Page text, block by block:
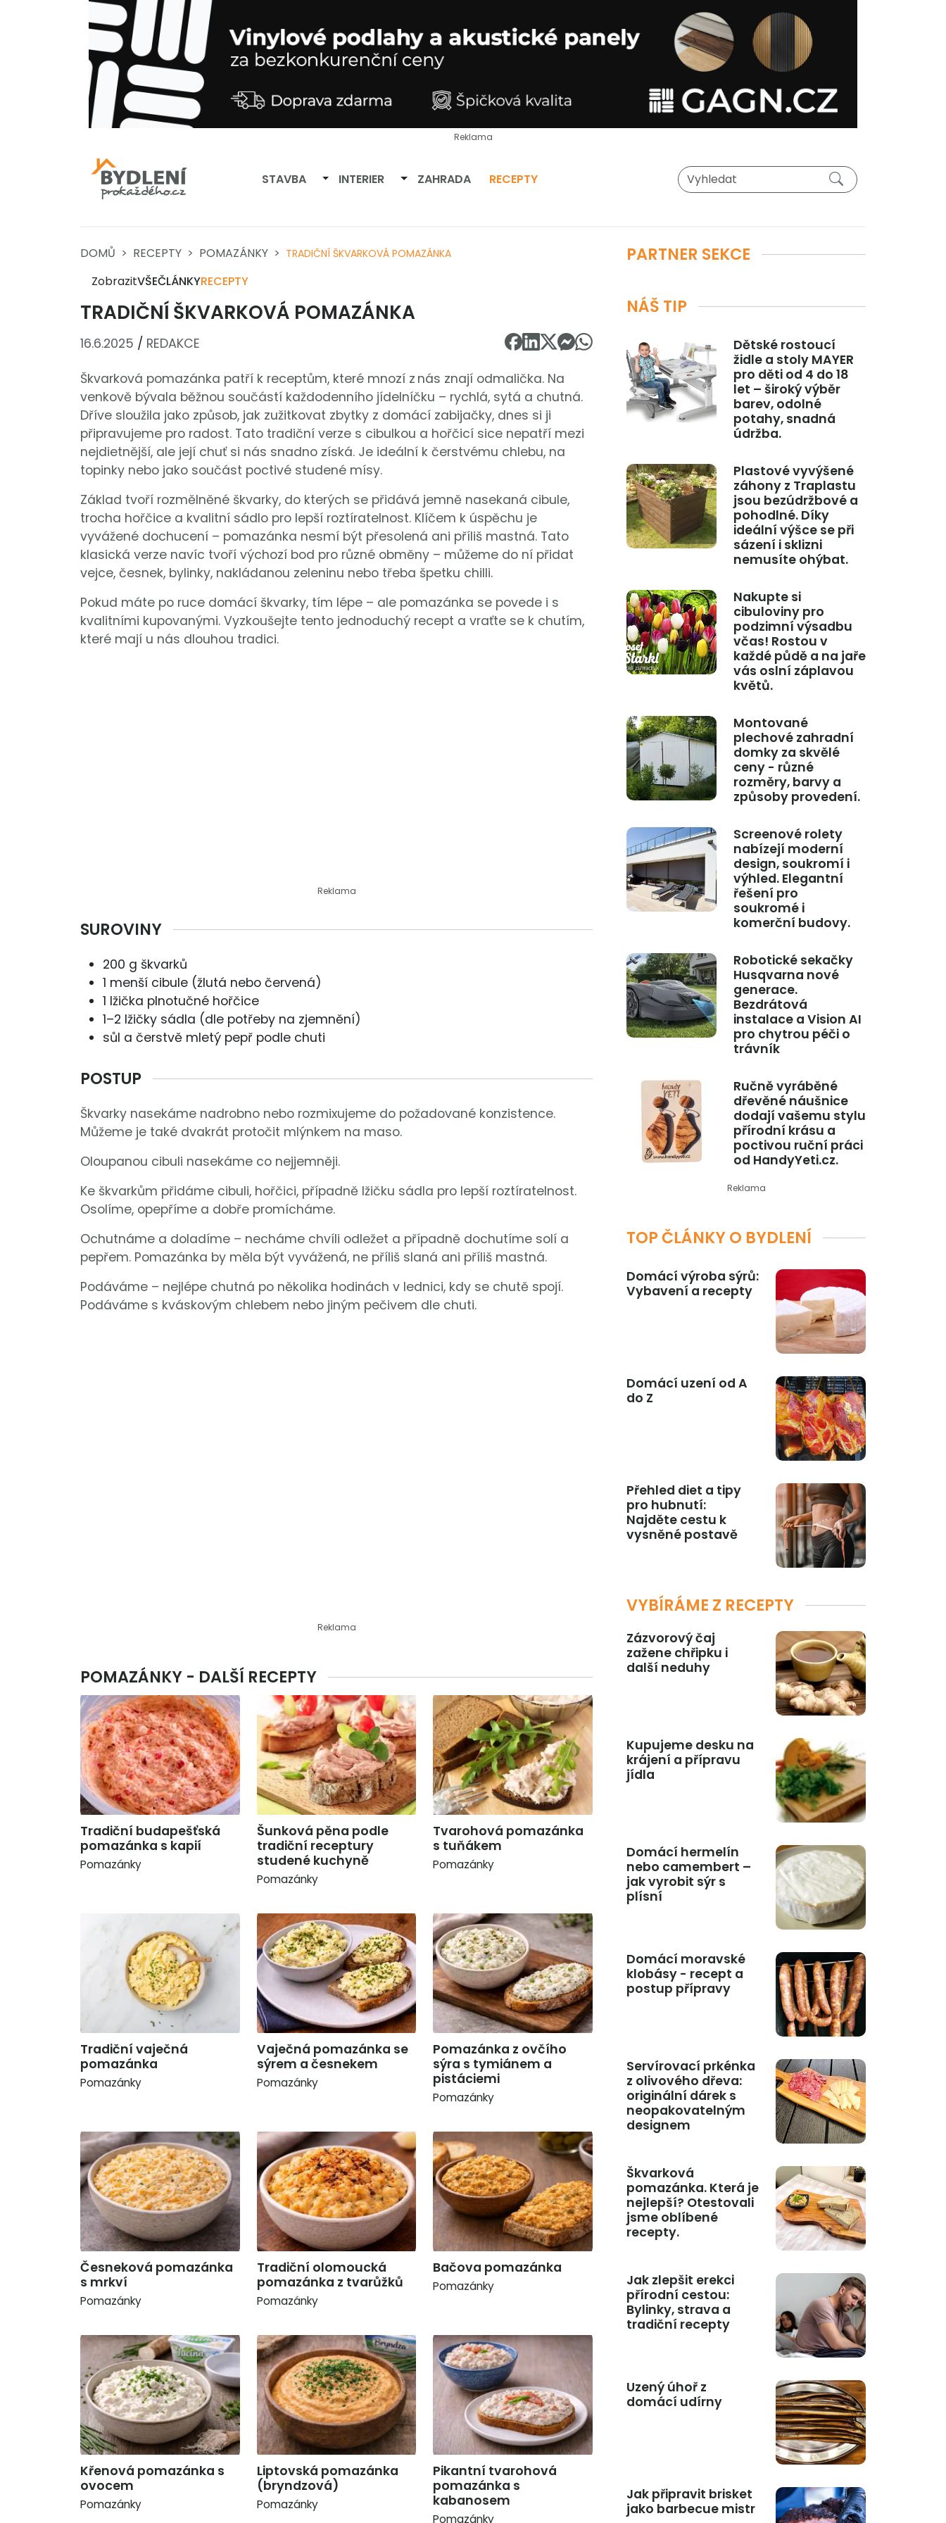
Reklama
STAVBA Přepnout dropdown
INTERIER Přepnout dropdown
ZAHRADA RECEPTY
DOMŮ RECEPTY POMAZÁNKY TRADIČNÍ ŠKVARKOVÁ POMAZÁNKA
ZobrazitVŠEČLÁNKYRECEPTY
TRADIČNÍ ŠKVARKOVÁ POMAZÁNKA
16.6.2025 / REDAKCE
Škvarková pomazánka patří k receptům, které mnozí z nás znají odmalička. Na
venkově bývala běžnou součástí každodenního jídelníčku – rychlá, sytá a chutná.
Dříve sloužila jako způsob, jak zužitkovat zbytky z domácí zabijačky, dnes si ji
připravujeme pro radost. Tato tradiční verze s cibulkou a hořčicí sice nepatří mezi
nejdietnější, ale její chuť si nás snadno získá. Je ideální k čerstvému chlebu, na
topinky nebo jako součást poctivé studené mísy.
Základ tvoří rozmělněné škvarky, do kterých se přidává jemně nasekaná cibule,
trocha hořčice a kvalitní sádlo pro lepší roztíratelnost. Klíčem k úspěchu je
vyvážené dochucení – pomazánka nesmí být přesolená ani příliš mastná. Tato
klasická verze navíc tvoří výchozí bod pro různé obměny – můžeme do ní přidat
vejce, česnek, bylinky, nakládanou zeleninu nebo třeba špetku chilli.
Pokud máte po ruce domácí škvarky, tím lépe – ale pomazánka se povede i s
kvalitními kupovanými. Vyzkoušejte tento jednoduchý recept a vraťte se k chutím,
které mají u nás dlouhou tradici.
Reklama
SUROVINY
200 g škvarků
1 menší cibule (žlutá nebo červená)
1 lžička plnotučné hořčice
1–2 lžičky sádla (dle potřeby na zjemnění)
sůl a čerstvě mletý pepř podle chuti
POSTUP
Škvarky nasekáme nadrobno nebo rozmixujeme do požadované konzistence.
Můžeme je také dvakrát protočit mlýnkem na maso.
Oloupanou cibuli nasekáme co nejjemněji.
Ke škvarkům přidáme cibuli, hořčici, případně lžičku sádla pro lepší roztíratelnost.
Osolíme, opepříme a dobře promícháme.
Ochutnáme a doladíme – necháme chvíli odležet a případně dochutíme solí a
pepřem. Pomazánka by měla být vyvážená, ne příliš slaná ani příliš mastná.
Podáváme – nejlépe chutná po několika hodinách v lednici, kdy se chutě spojí.
Podáváme s kváskovým chlebem nebo jiným pečivem dle chuti.
Reklama
POMAZÁNKY - DALŠÍ RECEPTY
Tradiční budapešťská
pomazánka s kapií
Pomazánky
Šunková pěna podle
tradiční receptury
studené kuchyně
Pomazánky
Tvarohová pomazánka
s tuňákem
Pomazánky
Tradiční vaječná
pomazánka
Pomazánky
Vaječná pomazánka se
sýrem a česnekem
Pomazánky
Pomazánka z ovčího
sýra s tymiánem a
pistáciemi
Pomazánky
Česneková pomazánka
s mrkví
Pomazánky
Tradiční olomoucká
pomazánka z tvarůžků
Pomazánky
Bačova pomazánka
Pomazánky
Křenová pomazánka s
ovocem
Pomazánky
Liptovská pomazánka
(bryndzová)
Pomazánky
Pikantní tvarohová
pomazánka s
kabanosem
Pomazánky
PARTNER SEKCE
NÁŠ TIP
Dětské rostoucí
židle a stoly MAYER
pro děti od 4 do 18
let – široký výběr
barev, odolné
potahy, snadná
údržba.
Plastové vyvýšené
záhony z Traplastu
jsou bezúdržbové a
pohodlné. Díky
ideální výšce se při
sázení i sklizni
nemusíte ohýbat.
Nakupte si
cibuloviny pro
podzimní výsadbu
včas! Rostou v
každé půdě a na jaře
vás oslní záplavou
květů.
Montované
plechové zahradní
domky za skvělé
ceny - různé
rozměry, barvy a
způsoby provedení.
Screenové rolety
nabízejí moderní
design, soukromí i
výhled. Elegantní
řešení pro
soukromé i
komerční budovy.
Robotické sekačky
Husqvarna nové
generace.
Bezdrátová
instalace a Vision AI
pro chytrou péči o
trávník
Ručně vyráběné
dřevěné náušnice
dodají vašemu stylu
přírodní krásu a
poctivou ruční práci
od HandyYeti.cz.
Reklama
TOP ČLÁNKY O BYDLENÍ
Domácí výroba sýrů:
Vybavení a recepty
Domácí uzení od A
do Z
Přehled diet a tipy
pro hubnutí:
Najděte cestu k
vysněné postavě
VYBÍRÁME Z RECEPTY
Zázvorový čaj
zažene chřipku i
další neduhy
Kupujeme desku na
krájení a přípravu
jídla
Domácí hermelín
nebo camembert –
jak vyrobit sýr s
plísní
Domácí moravské
klobásy - recept a
postup přípravy
Servírovací prkénka
z olivového dřeva:
originální dárek s
neopakovatelným
designem
Škvarková
pomazánka. Která je
nejlepší? Otestovali
jsme oblíbené
recepty.
Jak zlepšit erekci
přírodní cestou:
Bylinky, strava a
tradiční recepty
Uzený úhoř z
domácí udírny
Jak připravit brisket
jako barbecue mistr